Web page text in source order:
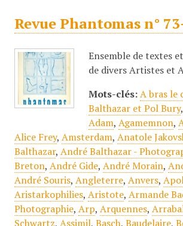
Revue Phantomas n°
Ensemble de textes
de divers Artistes et
Mots-clés: A bras le
Balthazar et Pol Bury,
Adam, Agamemnon,
Alice Frey, Amsterdam, Anatole
Balthazar, André Balthazar -
Breton, André Gide, André Morain,
André Souris, Angleterre, Anvers,
Aristarkophilies, Aristote, Armande
Photographie, Arp, Arquennes,
Schwartz, Assimil, Basch, Baudelaire,